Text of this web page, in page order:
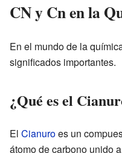
CN y Cn en la
En el mundo de la
significados importantes.
¿Qué es el
El Cianuroes un
átomo de carbono unido